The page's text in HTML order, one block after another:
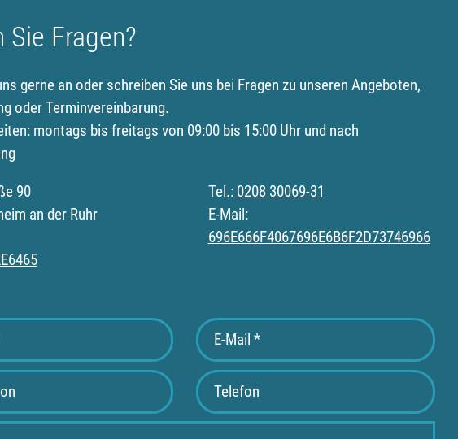
Sie Fragen?
gerne an oder schreiben Sie uns bei Fragen zu unseren Angeboten,
oder Terminvereinbarung.
montags bis freitags von 09:00 bis 15:00 Uhr und nach
90
an der Ruhr
Tel.: 0208 30069-31
E-Mail:
696E666F4067696E6B6F2D73746966